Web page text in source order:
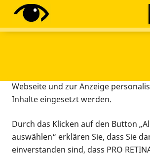
Diese Webseite setzt verschiedene
Tracking-Tools ein. Dies beinhaltet
Webseite und zur Anzeige
Inhalte eingesetzt werden.
Durch das Klicken auf den Button
auswählen“ erklären Sie, dass Sie
einverstanden sind, dass PRO